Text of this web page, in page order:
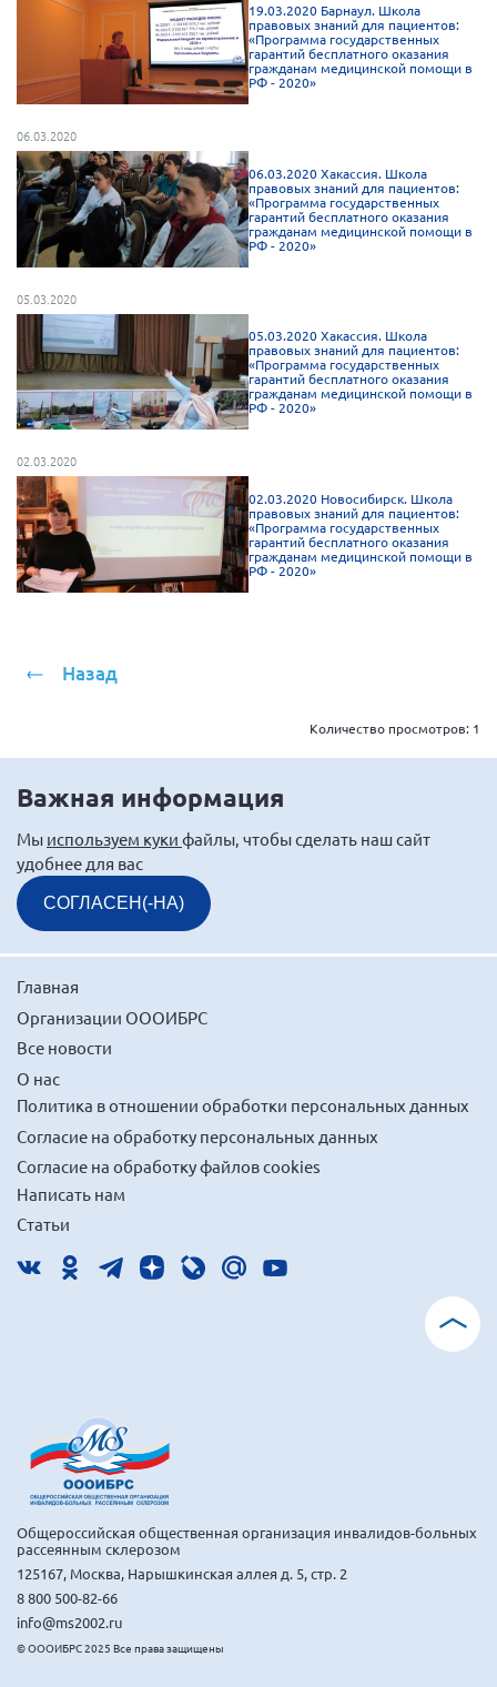
19.03.2020 Барнаул. Школа
правовых знаний для пациентов:
«Программа государственных
гарантий бесплатного оказания
гражданам медицинской помощи в
РФ - 2020»
06.03.2020
06.03.2020 Хакассия. Школа
правовых знаний для пациентов:
«Программа государственных
гарантий бесплатного оказания
гражданам медицинской помощи в
РФ - 2020»
05.03.2020
05.03.2020 Хакассия. Школа
правовых знаний для пациентов:
«Программа государственных
гарантий бесплатного оказания
гражданам медицинской помощи в
РФ - 2020»
02.03.2020
02.03.2020 Новосибирск. Школа
правовых знаний для пациентов:
«Программа государственных
гарантий бесплатного оказания
гражданам медицинской помощи в
РФ - 2020»
Назад
Количество просмотров: 1
Важная информация
Мы используем куки файлы, чтобы сделать наш сайт
удобнее для вас
СОГЛАСЕН(-НА)
Главная
Организации ОООИБРС
Все новости
О нас
Политика в отношении обработки персональных данных
Согласие на обработку персональных данных
Согласие на обработку файлов cookies
Написать нам
Статьи
Общероссийская общественная организация инвалидов-больных
рассеянным склерозом
125167, Москва, Нарышкинская аллея д. 5, стр. 2
8 800 500-82-66
info@ms2002.ru
© ОООИБРС 2025 Все права защищены